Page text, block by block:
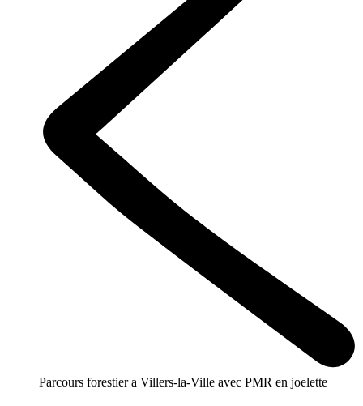
Parcours forestier a Villers-la-Ville avec PMR en joelette